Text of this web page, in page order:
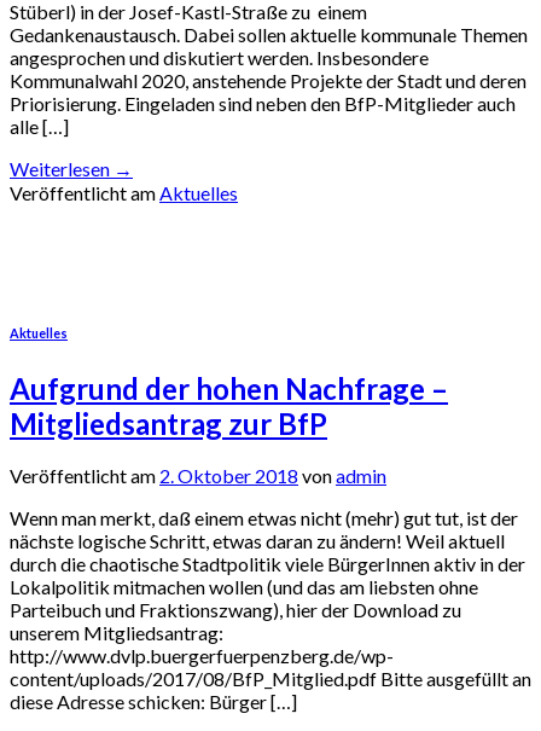
Stüberl) in der Josef-Kastl-Straße zu einem
Gedankenaustausch. Dabei sollen aktuelle kommunale Themen
angesprochen und diskutiert werden. Insbesondere
Kommunalwahl 2020, anstehende Projekte der Stadt und deren
Priorisierung. Eingeladen sind neben den BfP-Mitglieder auch
alle […]
Weiterlesen →
Veröffentlicht am Aktuelles
Aktuelles
Aufgrund der hohen Nachfrage –
Mitgliedsantrag zur BfP
Veröffentlicht am 2. Oktober 2018 vonadmin
Wenn man merkt, daß einem etwas nicht (mehr) gut tut, ist der
nächste logische Schritt, etwas daran zu ändern! Weil aktuell
durch die chaotische Stadtpolitik viele BürgerInnen aktiv in der
Lokalpolitik mitmachen wollen (und das am liebsten ohne
Parteibuch und Fraktionszwang), hier der Download zu
unserem Mitgliedsantrag:
http://www.dvlp.buergerfuerpenzberg.de/wp-
content/uploads/2017/08/BfP_Mitglied.pdf Bitte ausgefüllt an
diese Adresse schicken: Bürger […]